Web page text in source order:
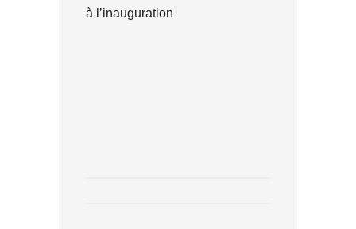
à l’inauguration